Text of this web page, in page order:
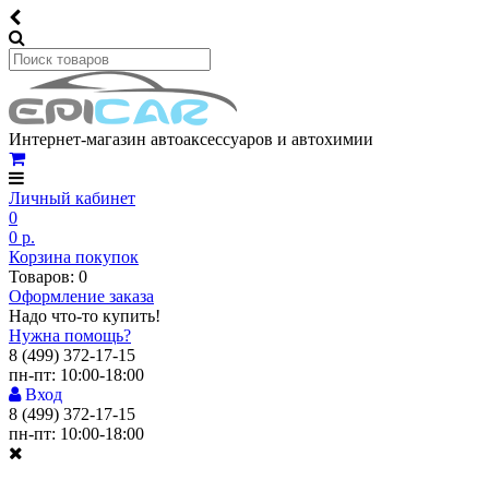
Интернет-магазин автоаксессуаров и автохимии
Личный кабинет
0
0 р.
Корзина покупок
Товаров: 0
Оформление заказа
Надо что-то купить!
Нужна помощь?
8 (499) 372-17-15
пн-пт: 10:00-18:00
Вход
8 (499) 372-17-15
пн-пт: 10:00-18:00